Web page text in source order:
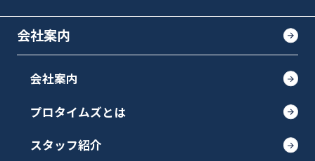
会社案内
会社案内
プロタイムズとは
スタッフ紹介